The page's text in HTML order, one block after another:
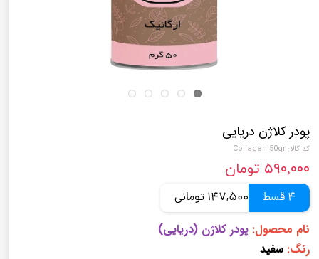
پودر کلاژن دریایی
کد کالا: Collagen 50gr
۵۹۰,۰۰۰ تومان
4 قسط 147,500 تومانی
نام محصول: پودر کلاژن (دریایی)
رنگ: سفید